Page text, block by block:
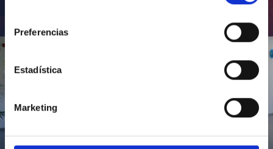
Preferencias
Estadística
Marketing